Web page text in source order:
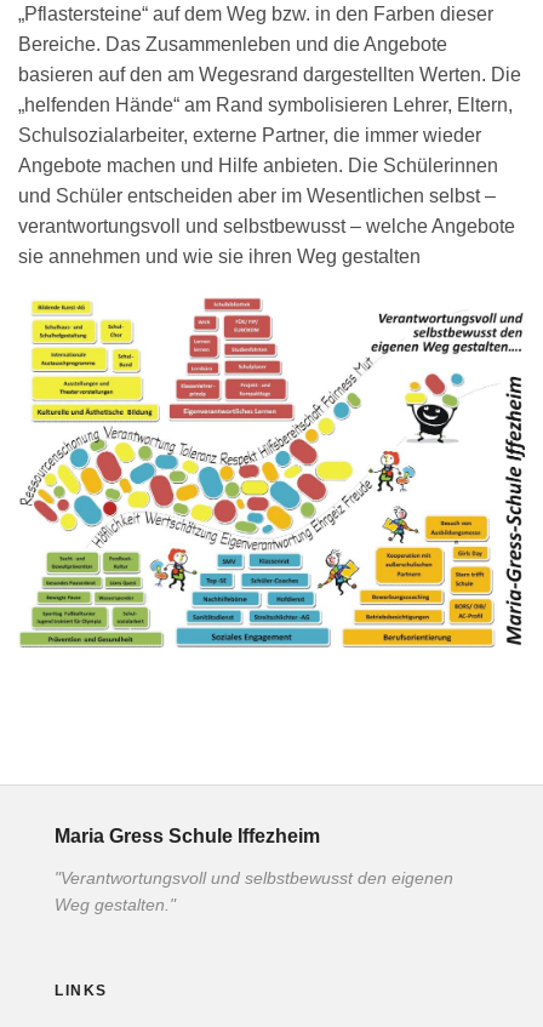
„Pflastersteine“ auf dem Weg bzw. in den Farben dieser
Bereiche. Das Zusammenleben und die Angebote
basieren auf den am Wegesrand dargestellten Werten. Die
„helfenden Hände“ am Rand symbolisieren Lehrer, Eltern,
Schulsozialarbeiter, externe Partner, die immer wieder
Angebote machen und Hilfe anbieten. Die Schülerinnen
und Schüler entscheiden aber im Wesentlichen selbst –
verantwortungsvoll und selbstbewusst – welche Angebote
sie annehmen und wie sie ihren Weg gestalten
Maria Gress Schule Iffezheim
"Verantwortungsvoll und selbstbewusst den eigenen
Weg gestalten."
LINKS